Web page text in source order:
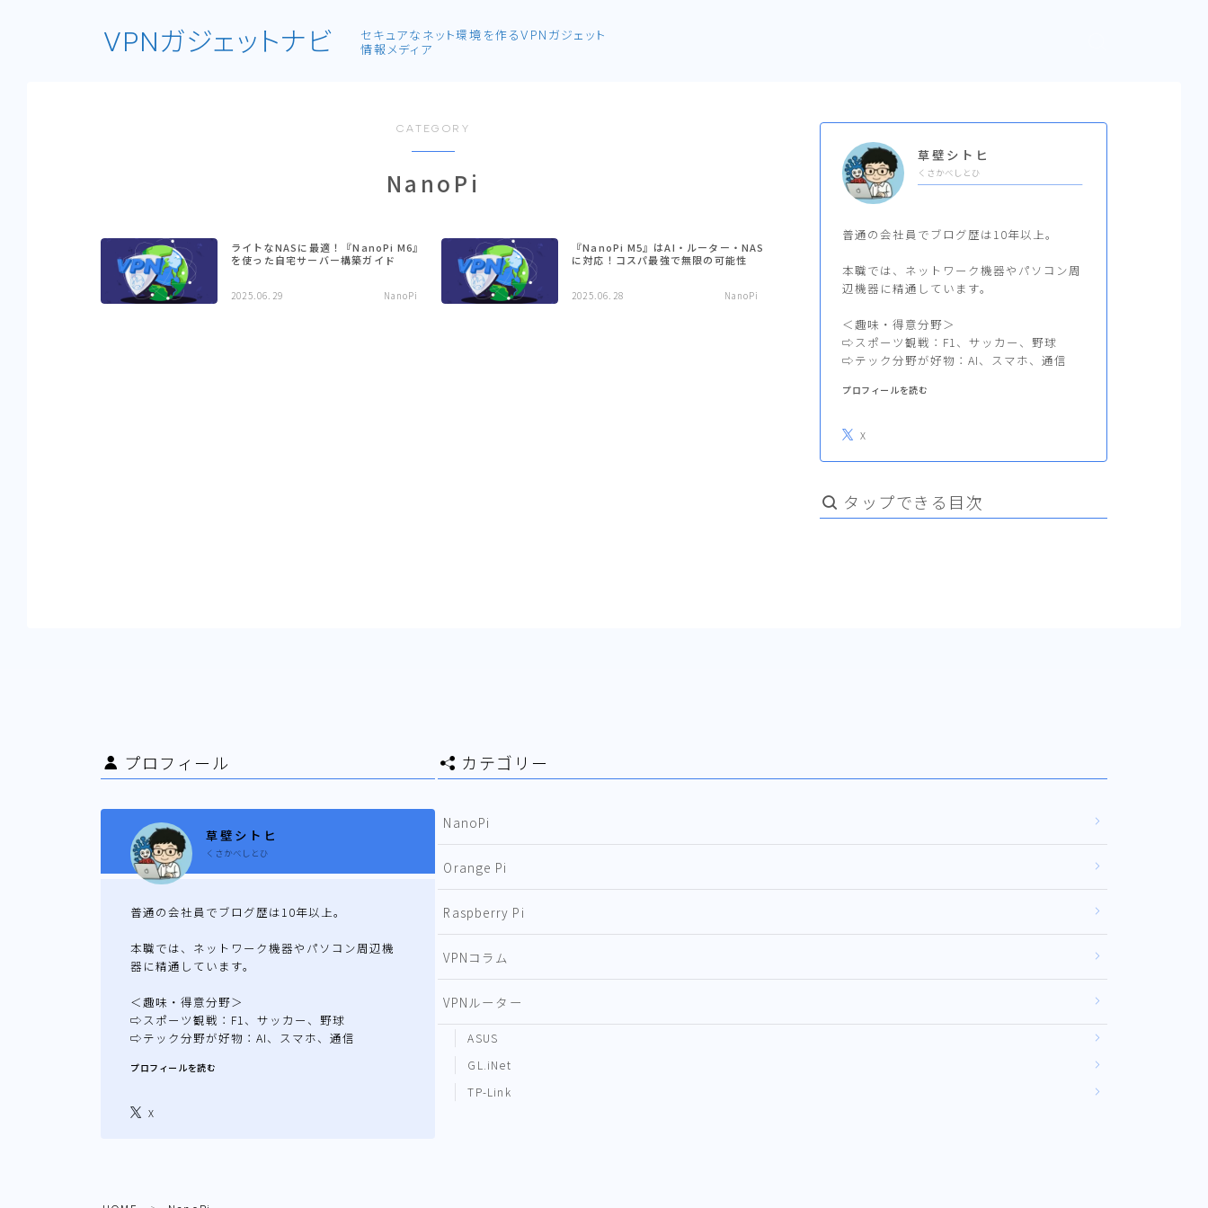
VPNガジェットナビ
セキュアなネット環境を作るVPNガジェット
情報メディア
CATEGORY
NanoPi
ライトなNASに最適！『NanoPi M6』
を使った自宅サーバー構築ガイド
2025.06.29 NanoPi
『NanoPi M5』はAI・ルーター・NAS
に対応！コスパ最強で無限の可能性
2025.06.28 NanoPi
草壁シトヒ
くさかべしとひ
普通の会社員でブログ歴は10年以上。
本職では、ネットワーク機器やパソコン周
辺機器に精通しています。
＜趣味・得意分野＞
⇨スポーツ観戦：F1、サッカー、野球
⇨テック分野が好物：AI、スマホ、通信
プロフィールを読む
X
タップできる目次
プロフィール
草壁シトヒ
くさかべしとひ
普通の会社員でブログ歴は10年以上。
本職では、ネットワーク機器やパソコン周辺機
器に精通しています。
＜趣味・得意分野＞
⇨スポーツ観戦：F1、サッカー、野球
⇨テック分野が好物：AI、スマホ、通信
プロフィールを読む
X
カテゴリー
NanoPi
Orange Pi
Raspberry Pi
VPNコラム
VPNルーター
ASUS
GL.iNet
TP-Link